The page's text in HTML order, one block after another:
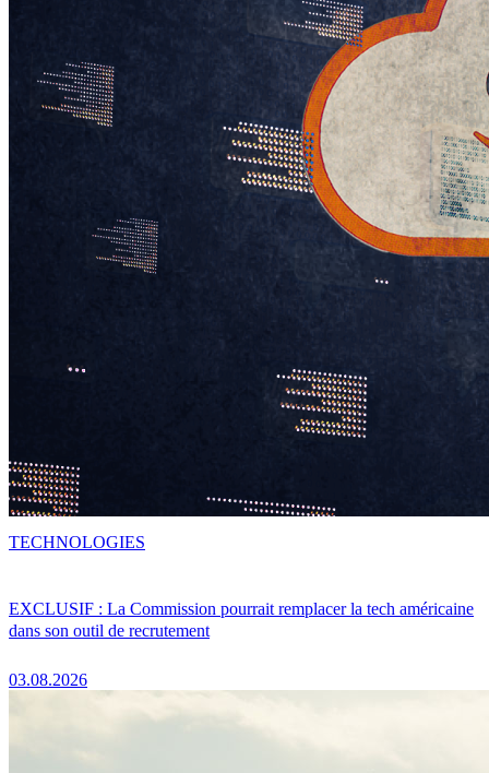
EXCLUSIF : La Commission pourrait remplacer la tech américaine
dans son outil de recrutement
03.08.2026
TECHNOLOGIES